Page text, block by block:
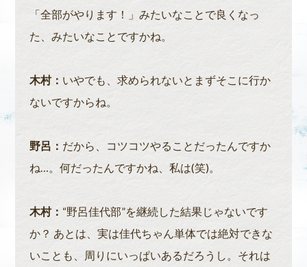
「全部がやります！」みたいなことで良くなっ
た、みたいなことですかね。
木村： いやでも、求められないとまずそこに行か
ないですからね。
野呂： だから、コツコツやることだったんですか
ね…。何だったんですかね、私は(笑)。
木村： “野呂佳代部”を継続した結果じゃないです
か？ あとは、実は佳代ちゃん単体では絶対できな
いことも、周りにいっぱいあるだろうし。それは